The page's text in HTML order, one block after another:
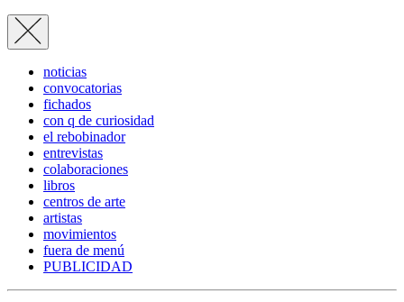
noticias
convocatorias
fichados
con q de curiosidad
el rebobinador
entrevistas
colaboraciones
libros
centros de arte
artistas
movimientos
fuera de menú
PUBLICIDAD